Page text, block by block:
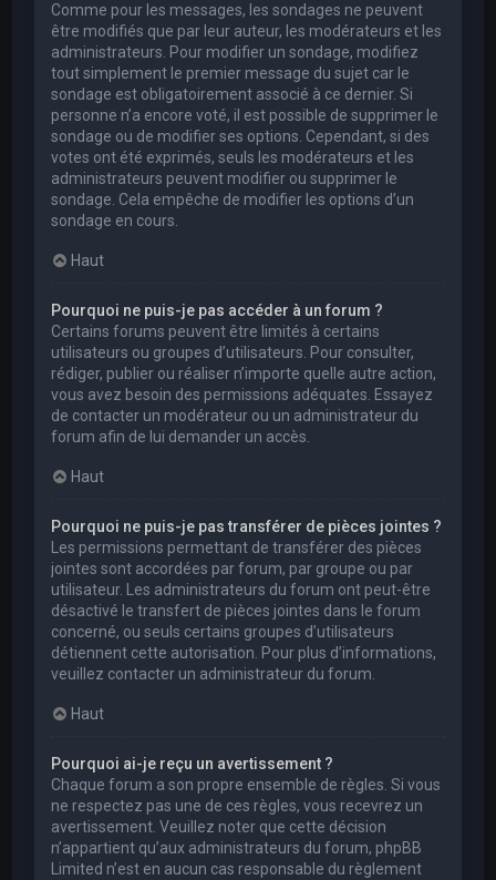
Comme pour les messages, les sondages ne peuvent
être modifiés que par leur auteur, les modérateurs et les
administrateurs. Pour modifier un sondage, modifiez
tout simplement le premier message du sujet car le
sondage est obligatoirement associé à ce dernier. Si
personne n’a encore voté, il est possible de supprimer le
sondage ou de modifier ses options. Cependant, si des
votes ont été exprimés, seuls les modérateurs et les
administrateurs peuvent modifier ou supprimer le
sondage. Cela empêche de modifier les options d’un
sondage en cours.
Haut
Pourquoi ne puis-je pas accéder à un forum ?
Certains forums peuvent être limités à certains
utilisateurs ou groupes d’utilisateurs. Pour consulter,
rédiger, publier ou réaliser n’importe quelle autre action,
vous avez besoin des permissions adéquates. Essayez
de contacter un modérateur ou un administrateur du
forum afin de lui demander un accès.
Haut
Pourquoi ne puis-je pas transférer de pièces jointes ?
Les permissions permettant de transférer des pièces
jointes sont accordées par forum, par groupe ou par
utilisateur. Les administrateurs du forum ont peut-être
désactivé le transfert de pièces jointes dans le forum
concerné, ou seuls certains groupes d’utilisateurs
détiennent cette autorisation. Pour plus d’informations,
veuillez contacter un administrateur du forum.
Haut
Pourquoi ai-je reçu un avertissement ?
Chaque forum a son propre ensemble de règles. Si vous
ne respectez pas une de ces règles, vous recevrez un
avertissement. Veuillez noter que cette décision
n’appartient qu’aux administrateurs du forum, phpBB
Limited n’est en aucun cas responsable du règlement